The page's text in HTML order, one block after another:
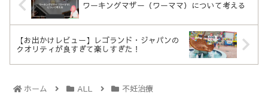
ワーキングマザー（ワーママ）について考える
【お出かけレビュー】レゴランド・ジャパンの
クオリティが良すぎて楽しすぎた！
ホーム ALL 不妊治療